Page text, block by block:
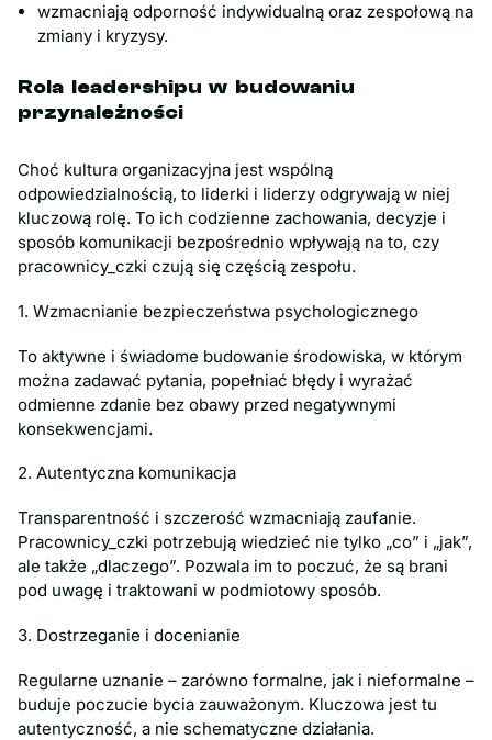
wzmacniają odporność indywidualną oraz zespołową na
zmiany i kryzysy.
Rola leadershipu w budowaniu
przynależności
Choć kultura organizacyjna jest wspólną
odpowiedzialnością, to liderki i liderzy odgrywają w niej
kluczową rolę. To ich codzienne zachowania, decyzje i
sposób komunikacji bezpośrednio wpływają na to, czy
pracownicy_czki czują się częścią zespołu.
1. Wzmacnianie bezpieczeństwa psychologicznego
To aktywne i świadome budowanie środowiska, w którym
można zadawać pytania, popełniać błędy i wyrażać
odmienne zdanie bez obawy przed negatywnymi
konsekwencjami.
2. Autentyczna komunikacja
Transparentność i szczerość wzmacniają zaufanie.
Pracownicy_czki potrzebują wiedzieć nie tylko „co” i „jak”,
ale także „dlaczego”. Pozwala im to poczuć, że są brani
pod uwagę i traktowani w podmiotowy sposób.
3. Dostrzeganie i docenianie
Regularne uznanie – zarówno formalne, jak i nieformalne –
buduje poczucie bycia zauważonym. Kluczowa jest tu
autentyczność, a nie schematyczne działania.